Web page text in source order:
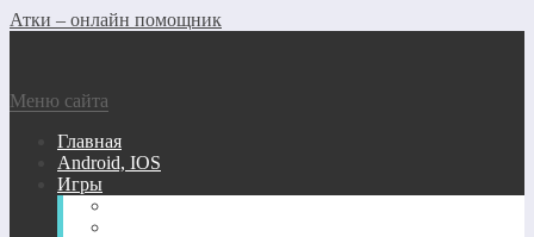
Атки – онлайн помощник
Меню сайта
Главная
Android, IOS
Игры